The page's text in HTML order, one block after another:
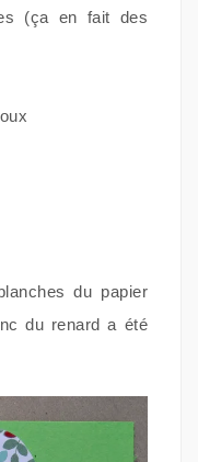
(ça en fait des
du papier
du renard a été